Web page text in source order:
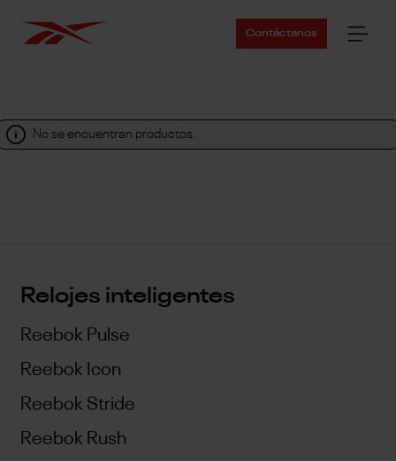
Contáctanos
No se encuentran productos.
Relojes inteligentes
Reebok Pulse
Reebok Icon
Reebok Stride
Reebok Rush